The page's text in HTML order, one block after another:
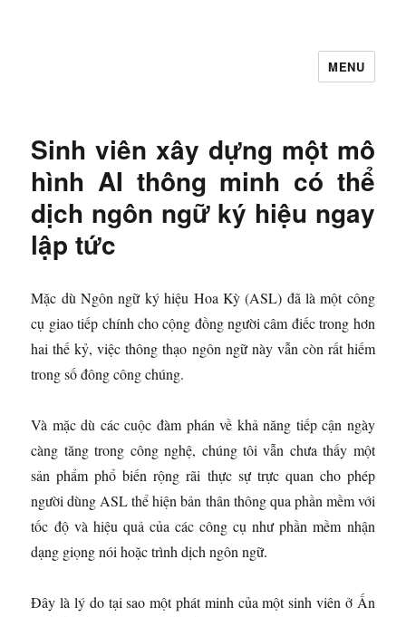
MENU
Sinh viên xây dựng một mô
hình AI thông minh có thể
dịch ngôn ngữ ký hiệu ngay
lập tức
Mặc dù Ngôn ngữ ký hiệu Hoa Kỳ (ASL) đã là một công
cụ giao tiếp chính cho cộng đồng người câm điếc trong hơn
hai thế kỷ, việc thông thạo ngôn ngữ này vẫn còn rất hiếm
trong số đông công chúng.
Và mặc dù các cuộc đàm phán về khả năng tiếp cận ngày
càng tăng trong công nghệ, chúng tôi vẫn chưa thấy một
sản phẩm phổ biến rộng rãi thực sự trực quan cho phép
người dùng ASL thể hiện bản thân thông qua phần mềm với
tốc độ và hiệu quả của các công cụ như phần mềm nhận
dạng giọng nói hoặc trình dịch ngôn ngữ.
Đây là lý do tại sao một phát minh của một sinh viên ở Ấn